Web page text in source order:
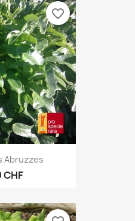
Abruzzes
favorite_border